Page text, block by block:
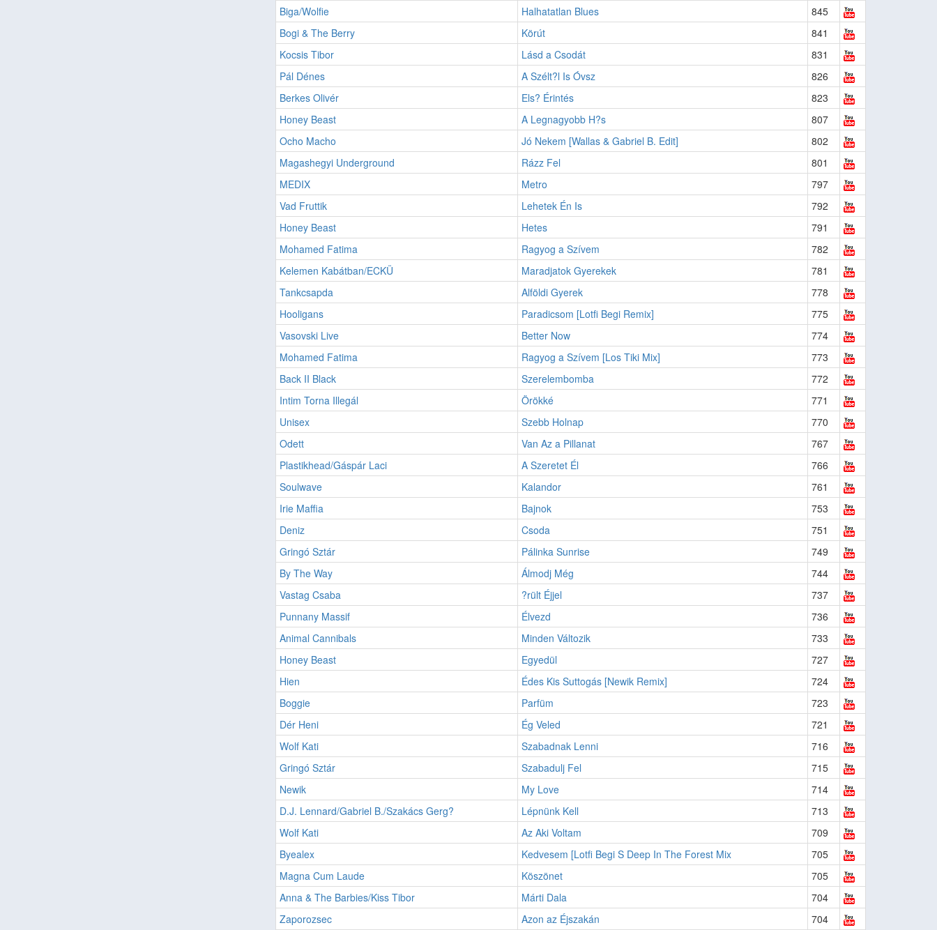
Biga/Wolfie
Halhatatlan Blues
845
Bogi & The Berry
Körút
841
Kocsis Tibor
Lásd a Csodát
831
Pál Dénes
A Szélt?l Is Óvsz
826
Berkes Olivér
Els? Érintés
823
Honey Beast
A Legnagyobb H?s
807
Ocho Macho
Jó Nekem [Wallas & Gabriel B. Edit]
802
Magashegyi Underground
Rázz Fel
801
MEDIX
Metro
797
Vad Fruttik
Lehetek Én Is
792
Honey Beast
Hetes
791
Mohamed Fatima
Ragyog a Szívem
782
Kelemen Kabátban/ECKÜ
Maradjatok Gyerekek
781
Tankcsapda
Alföldi Gyerek
778
Hooligans
Paradicsom [Lotfi Begi Remix]
775
Vasovski Live
Better Now
774
Mohamed Fatima
Ragyog a Szívem [Los Tiki Mix]
773
Back II Black
Szerelembomba
772
Intim Torna Illegál
Örökké
771
Unisex
Szebb Holnap
770
Odett
Van Az a Pillanat
767
Plastikhead/Gáspár Laci
A Szeretet Él
766
Soulwave
Kalandor
761
Irie Maffia
Bajnok
753
Deniz
Csoda
751
Gringó Sztár
Pálinka Sunrise
749
By The Way
Álmodj Még
744
Vastag Csaba
?rült Éjjel
737
Punnany Massif
Élvezd
736
Animal Cannibals
Minden Változik
733
Honey Beast
Egyedül
727
Hien
Édes Kis Suttogás [Newik Remix]
724
Boggie
Parfüm
723
Dér Heni
Ég Veled
721
Wolf Kati
Szabadnak Lenni
716
Gringó Sztár
Szabadulj Fel
715
Newik
My Love
714
D.J. Lennard/Gabriel B./Szakács Gerg?
Lépnünk Kell
713
Wolf Kati
Az Aki Voltam
709
Byealex
Kedvesem [Lotfi Begi S Deep In The Forest Mix
705
Magna Cum Laude
Köszönet
705
Anna & The Barbies/Kiss Tibor
Márti Dala
704
Zaporozsec
Azon az Éjszakán
704